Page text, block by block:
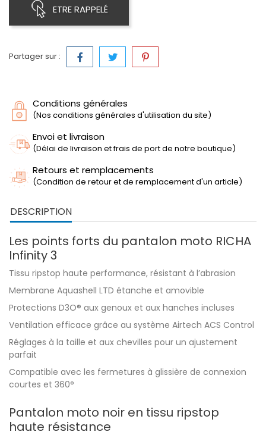
ETRE RAPPELÉ
Partager sur :
Conditions générales
(Nos conditions générales d'utilisation du site)
Envoi et livraison
(Délai de livraison et frais de port de notre boutique)
Retours et remplacements
(Condition de retour et de remplacement d'un article)
DESCRIPTION
Les points forts du pantalon moto RICHA
Infinity 3
Tissu ripstop haute performance, résistant à l’abrasion
Membrane Aquashell LTD étanche et amovible
Protections D3O® aux genoux et aux hanches incluses
Ventilation efficace grâce au système Airtech ACS Control
Réglages à la taille et aux chevilles pour un ajustement
parfait
Compatible avec les fermetures à glissière de connexion
courtes et 360°
Pantalon moto noir en tissu ripstop
haute résistance